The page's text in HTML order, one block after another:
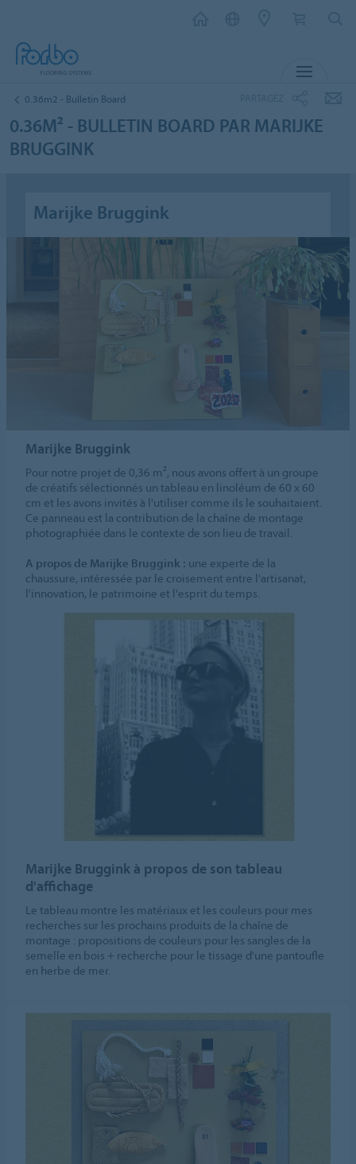
0.36m2 - Bulletin Board
0.36M² - BULLETIN BOARD PAR MARIJKE
BRUGGINK
Marijke Bruggink
Marijke Bruggink
Pour notre projet de 0,36 m², nous avons offert à un groupe
de créatifs sélectionnés un tableau en linoléum de 60 x 60
cm et les avons invités à l'utiliser comme ils le souhaitaient.
Ce panneau est la contribution de la chaîne de montage
photographiée dans le contexte de son lieu de travail.
A propos de Marijke Bruggink : une experte de la
chaussure, intéressée par le croisement entre l'artisanat,
l'innovation, le patrimoine et l'esprit du temps.
Marijke Bruggink à propos de son tableau
d'affichage
Le tableau montre les matériaux et les couleurs pour mes
recherches sur les prochains produits de la chaîne de
montage : propositions de couleurs pour les sangles de la
semelle en bois + recherche pour le tissage d'une pantoufle
en herbe de mer.